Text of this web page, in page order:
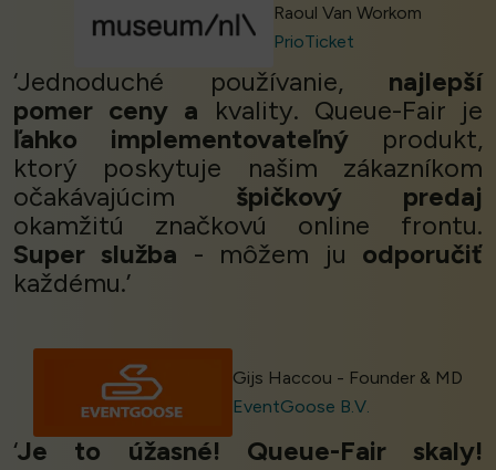
Raoul Van Workom
PrioTicket
‘Jednoduché používanie, najlepší
pomer ceny a kvality. Queue-Fair je
ľahko implementovateľný produkt,
ktorý poskytuje našim zákazníkom
očakávajúcim špičkový predaj
okamžitú značkovú online frontu.
Super služba - môžem ju odporučiť
každému.’
Gijs Haccou - Founder & MD
EventGoose B.V.
‘Je to úžasné! Queue-Fair skaly!